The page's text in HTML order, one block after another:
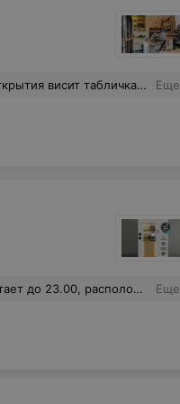
кофе у входа... А в целом - хорошее место... Еще
что эти кофейни за два часа готовятся к закрытию и не обслуживают клиентов... Еще